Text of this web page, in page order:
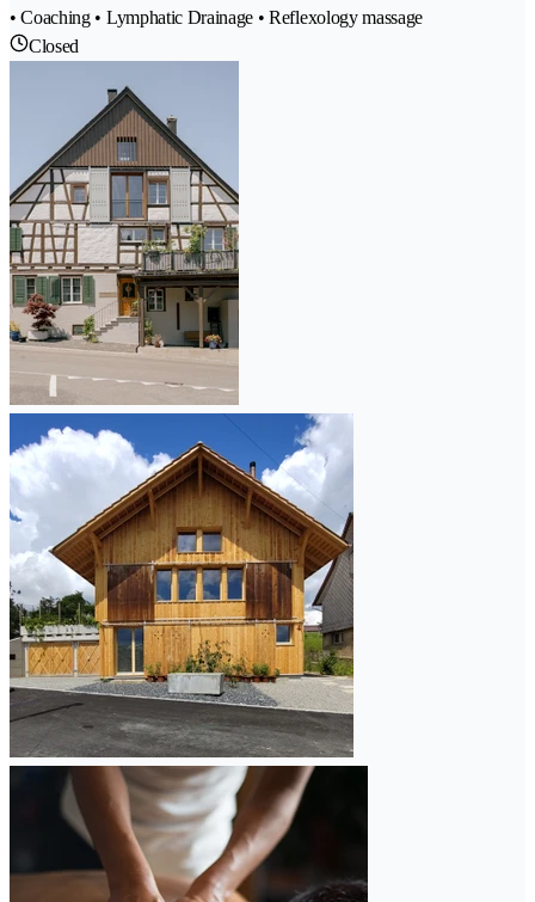
• Coaching • Lymphatic Drainage • Reflexology massage
Closed